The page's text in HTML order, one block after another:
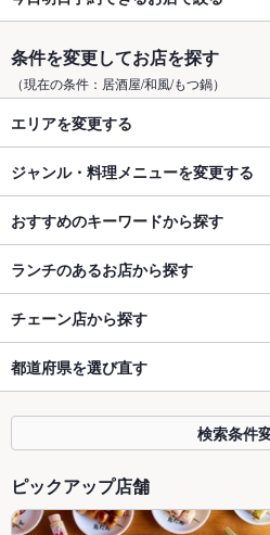
条件を変更してお店を探す
（現在の条件：居酒屋/和風/もつ鍋）
エリアを変更する
ジャンル・料理メニューを変更する
おすすめのキーワードから探す
ランチのあるお店から探す
チェーン店から探す
都道府県を選び直す
検索条件
ピックアップ店舗